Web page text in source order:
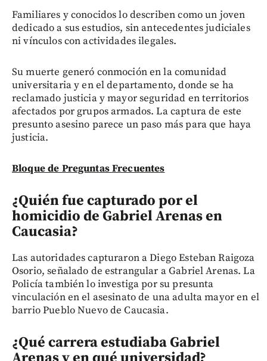
Familiares y conocidos lo describen como un joven
dedicado a sus estudios, sin antecedentes judiciales
ni vínculos con actividades ilegales.
Su muerte generó conmoción en la comunidad
universitaria y en el departamento, donde se ha
reclamado justicia y mayor seguridad en territorios
afectados por grupos armados. La captura de este
presunto asesino parece un paso más para que haya
justicia.
Bloque de Preguntas Frecuentes
¿Quién fue capturado por el
homicidio de Gabriel Arenas en
Caucasia?
Las autoridades capturaron a Diego Esteban Raigoza
Osorio, señalado de estrangular a Gabriel Arenas. La
Policía también lo investiga por su presunta
vinculación en el asesinato de una adulta mayor en el
barrio Pueblo Nuevo de Caucasia.
¿Qué carrera estudiaba Gabriel